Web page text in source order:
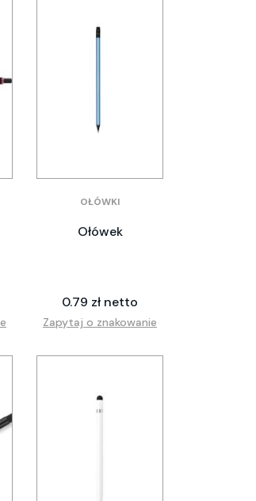
OŁÓWKI
Ołówek
0.79 zł netto
Zapytaj o znakowanie